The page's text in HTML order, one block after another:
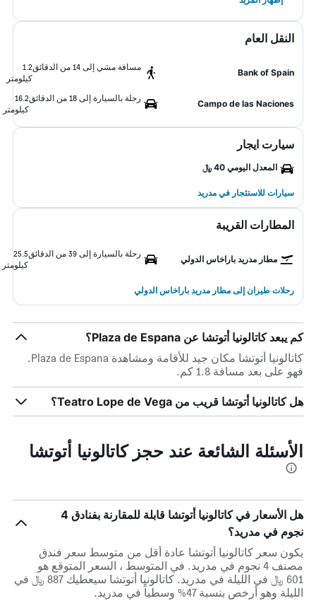
النقل العام
Bank of Spain
مسافة مشي إلى 14 من الدقائق
1.2
كيلومتر
Campo de las Naciones
رحلة بالسيارة إلى 18 من الدقائق
16.2
كيلومتر
سيارت ايجار
المعدل اليومي 40 ﷼
سيارات للاستئجار في مدريد
المطارات القريبة
مطار مدريد باراخاس الدولي
رحلة بالسيارة إلى 39 من الدقائق
25.5
كيلومتر
رحلات طيران إلى مطار مدريد باراخاس الدولي
كم يبعد كاتالونيا أتوتشا عن Plaza de Espana؟
كاتالونيا أتوتشا مكان جيد للأقامة ومشاهدة Plaza de Espana.
فهو على بعد مسافة 1.8 كم.
هل كاتالونيا أتوتشا قريب من Teatro Lope de Vega؟
الأسئلة الشائعة عند حجز كاتالونيا أتوتشا
هل الأسعار في كاتالونيا أتوتشا قابلة للمقارنة بفنادق 4
نجوم في مدريد؟
يكون سعر كاتالونيا أتوتشا عادة أقل من متوسط ​​سعر فندق
مصنف 4 نجوم في مدريد. في المتوسط ، السعر المتوقع هو
601 ﷼ في الليلة في مدريد. كاتالونيا أتوتشا سيعطيك 887 ﷼ في
الليلة وهو أرخص بنسبة 47% وسطياً في مدريد.